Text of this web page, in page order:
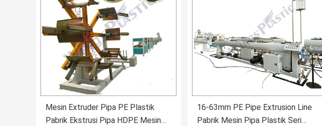
Mesin Extruder Pipa PE Plastik
Pabrik Ekstrusi Pipa HDPE Mesin
16-63mm PE Pipe Extrusion Line
Pabrik Mesin Pipa Plastik Seri